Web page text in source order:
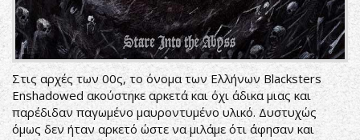
Στις αρχές των 00ς, το όνομα των Ελλήνων Blacksters
Enshadowed ακούστηκε αρκετά και όχι άδικα μιας και
παρέδιδαν παγωμένο μαυροντυμένο υλικό. Δυστυχώς
όμως δεν ήταν αρκετό ώστε να μιλάμε ότι άφησαν και